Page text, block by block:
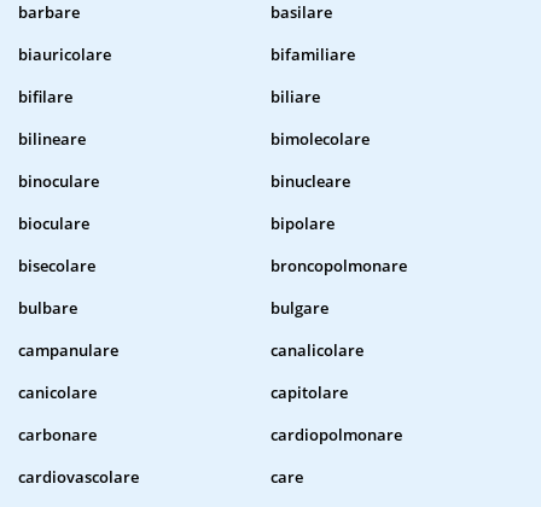
barbare
basilare
biauricolare
bifamiliare
bifilare
biliare
bilineare
bimolecolare
binoculare
binucleare
bioculare
bipolare
bisecolare
broncopolmonare
bulbare
bulgare
campanulare
canalicolare
canicolare
capitolare
carbonare
cardiopolmonare
cardiovascolare
care